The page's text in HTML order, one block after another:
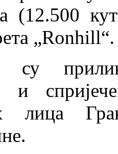
(12.500
„Ronhill“.
су
и
лица